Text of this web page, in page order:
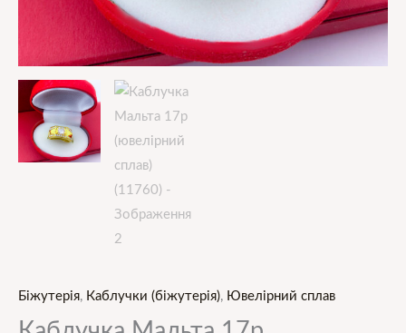
Біжутерія, Каблучки (біжутерія), Ювелірний сплав